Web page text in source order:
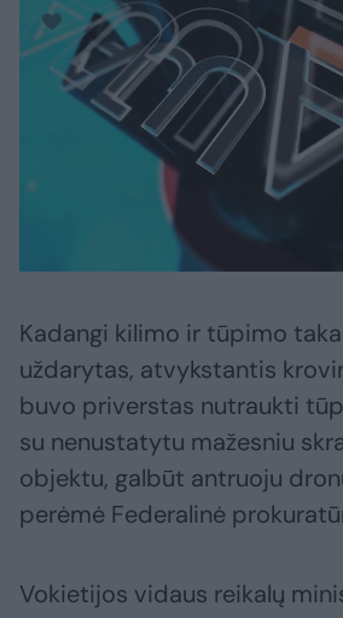
Kadangi kilimo ir tūpimo
uždarytas, atvykstantis
buvo priverstas nutraukti
su nenustatytu mažesniu
objektu, galbūt antruoju
perėmė Federalinė
Vokietijos vidaus reikalų